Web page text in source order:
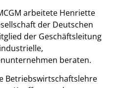
arbeitete Henriette
der Deutschen
der Geschäftsleitung
beraten.
Betriebswirtschaftslehre